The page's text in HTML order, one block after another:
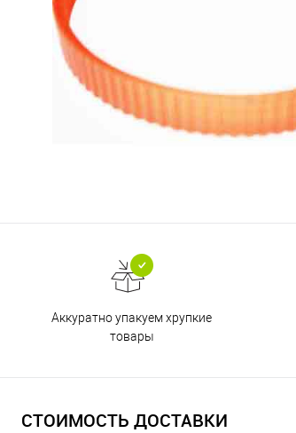
Аккуратно упакуем хрупкие
товары
СТОИМОСТЬ ДОСТАВКИ